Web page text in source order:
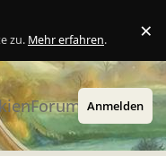
zu. Mehr erfahren. ×
Anmelden